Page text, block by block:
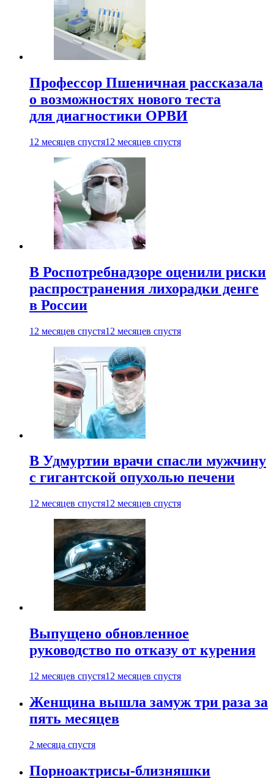
Профессор Пшеничная рассказала
о возможностях нового теста
для диагностики ОРВИ
12 месяцев спустя12 месяцев спустя
В Роспотребнадзоре оценили риски
распространения лихорадки денге
в России
12 месяцев спустя12 месяцев спустя
В Удмуртии врачи спасли мужчину
с гигантской опухолью печени
12 месяцев спустя12 месяцев спустя
Выпущено обновленное
руководство по отказу от курения
12 месяцев спустя12 месяцев спустя
Женщина вышла замуж три раза за
пять месяцев
2 месяца спустя
Порноактрисы-близняшки